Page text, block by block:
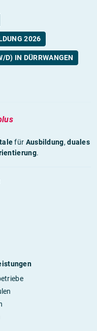
2026
D) IN DÜRRWANGEN
für Ausbildung,duales
.